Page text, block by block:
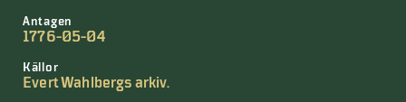
Antagen
1776-05-04
Källor
Evert Wahlbergs arkiv.